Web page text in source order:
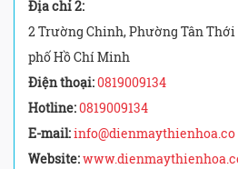
Địa chỉ 2:
2 Trường Chinh, Phường Tân Thới
phố Hồ Chí Minh
Điện thoại:0819009134
Hotline:0819009134
E-mail:info@dienmaythienhoa.co
Website: